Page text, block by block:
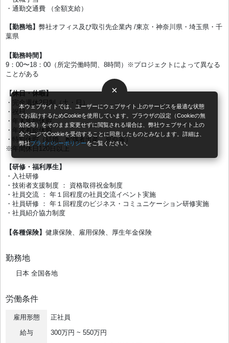
×
本ウェブサイトでは、ユーザーにウェブサイト上のサービスを最適な状態
でお届けするためCookieを使用しています。ブラウザの設定（Cookieの無
効化等）をそのまま変更せずに閲覧される場合は、弊社ウェブサイト上の
全ページでCookieを受信することに同意したものとみなします。詳細は、
弊社プライバシーポリシーをご覧ください。
・通勤交通費 （全額⽀給）
【勤務地】 弊社オフィス及び取引先企業内 /東京・神奈川県・埼玉県・千
葉県
【勤務時間】
9：00〜18：00（所定労働時間、8時間）※プロジェクトによって異なる
ことがある
【休日・休暇】
・完全週休2⽇制（⼟・⽇）
・祝日
・年末年始休暇
・年次有給休暇
・特別休暇（結婚、配偶者出産、忌引等）
※年間休⽇120⽇以上
【研修・福利厚⽣】
・⼊社研修
・技術者⽀援制度 ： 資格取得祝⾦制度
・社員交流 ： 年１回程度の社員交流イベント実施
・社員研修 ： 年１回程度のビジネス・コミュニケーション研修実施
・社員紹介協⼒制度
【各種保険】 健康保険、雇⽤保険、厚⽣年⾦保険
勤務地
日本 全国各地
労働条件
雇用形態
正社員
給与
300万円 ~ 550万円